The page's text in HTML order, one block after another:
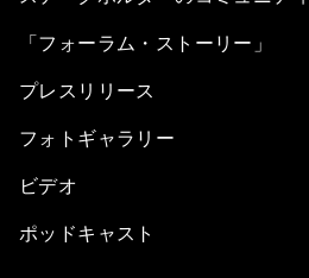
「フォーラム・ストーリー」
プレスリリース
フォトギャラリー
ビデオ
ポッドキャスト